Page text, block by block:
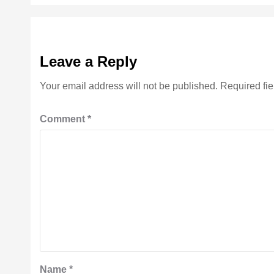
Leave a Reply
Your email address will not be published. Required
Comment*
Name*